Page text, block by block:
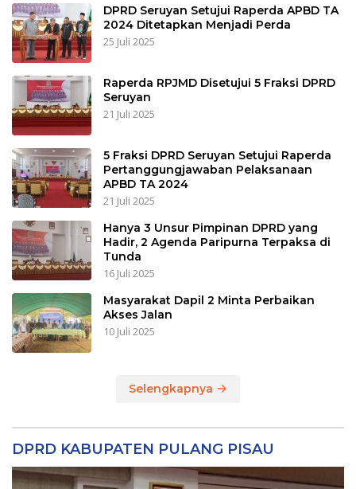
DPRD Seruyan Setujui Raperda APBD TA
2024 Ditetapkan Menjadi Perda
25 Juli 2025
Raperda RPJMD Disetujui 5 Fraksi DPRD
Seruyan
21 Juli 2025
5 Fraksi DPRD Seruyan Setujui Raperda
Pertanggungjawaban Pelaksanaan
APBD TA 2024
21 Juli 2025
Hanya 3 Unsur Pimpinan DPRD yang
Hadir, 2 Agenda Paripurna Terpaksa di
Tunda
16 Juli 2025
Masyarakat Dapil 2 Minta Perbaikan
Akses Jalan
10 Juli 2025
Selengkapnya
DPRD KABUPATEN PULANG PISAU